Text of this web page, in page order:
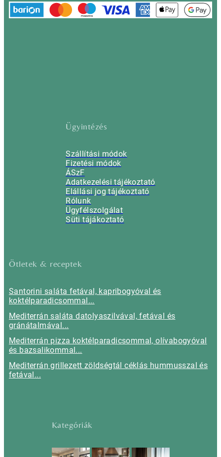
Ügyintézés
Szállítási módok
Fizetési módok
ÁSzF
Adatkezelési tájékoztató
Elállási jog tájékoztató
Rólunk
Ügyfélszolgálat
Süti tájákoztató
Ötletek & receptek
Santorini saláta fetával, kapribogyóval és
koktélparadicsommal...
Mediterrán saláta datolyaszilvával, fetával és
gránátalmával...
Mediterrán pizza koktélparadicsommal, olívabogyóval
és bazsalikommal...
Mediterrán grillezett zöldségtál céklás hummusszal és
fetával...
Kategóriák